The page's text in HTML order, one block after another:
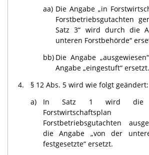
aa) Die Angabe „in
Forstbetriebsgutachten
Satz 3“ wird durch die
unteren Forstbehörde“
bb) Die Angabe
Angabe „eingestuft“ ersetzt.
4.
§ 12 Abs. 5 wird wie folgt geändert:
a)
In Satz 1 wird die
Forstbetriebsgutachten
die Angabe „von der
festgesetzte“ ersetzt.